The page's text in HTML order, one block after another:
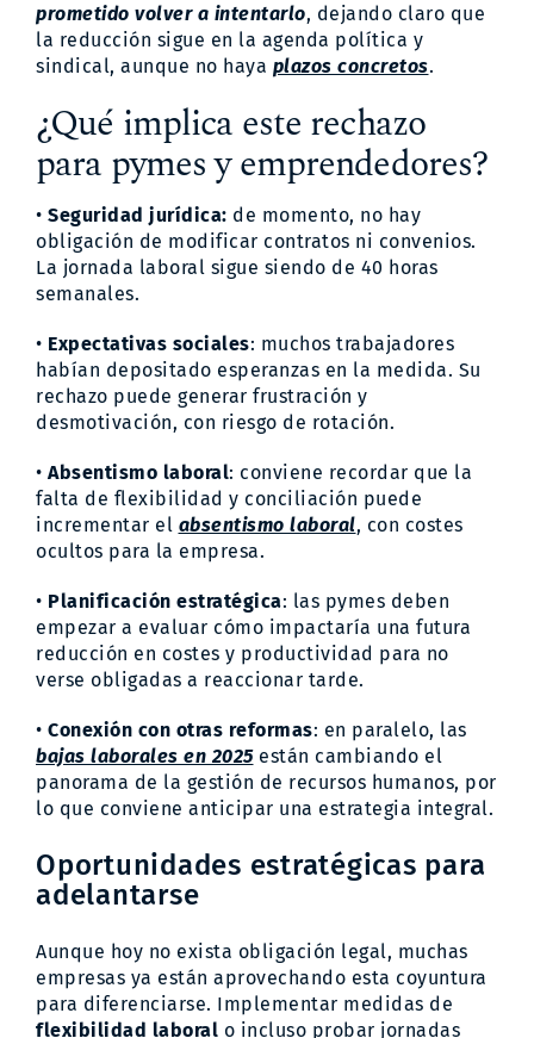
prometido volver a intentarlo, dejando claro que
la reducción sigue en la agenda política y
sindical, aunque no haya plazos concretos.
¿Qué implica este rechazo
para pymes y emprendedores?
• Seguridad jurídica: de momento, no hay
obligación de modificar contratos ni convenios.
La jornada laboral sigue siendo de 40 horas
semanales.
• Expectativas sociales: muchos trabajadores
habían depositado esperanzas en la medida. Su
rechazo puede generar frustración y
desmotivación, con riesgo de rotación.
• Absentismo laboral: conviene recordar que la
falta de flexibilidad y conciliación puede
incrementar el absentismo laboral, con costes
ocultos para la empresa.
• Planificación estratégica: las pymes deben
empezar a evaluar cómo impactaría una futura
reducción en costes y productividad para no
verse obligadas a reaccionar tarde.
• Conexión con otras reformas: en paralelo, las
bajas laborales en 2025están cambiando el
panorama de la gestión de recursos humanos, por
lo que conviene anticipar una estrategia integral.
Oportunidades estratégicas para
adelantarse
Aunque hoy no exista obligación legal, muchas
empresas ya están aprovechando esta coyuntura
para diferenciarse. Implementar medidas de
flexibilidad laboral o incluso probar jornadas